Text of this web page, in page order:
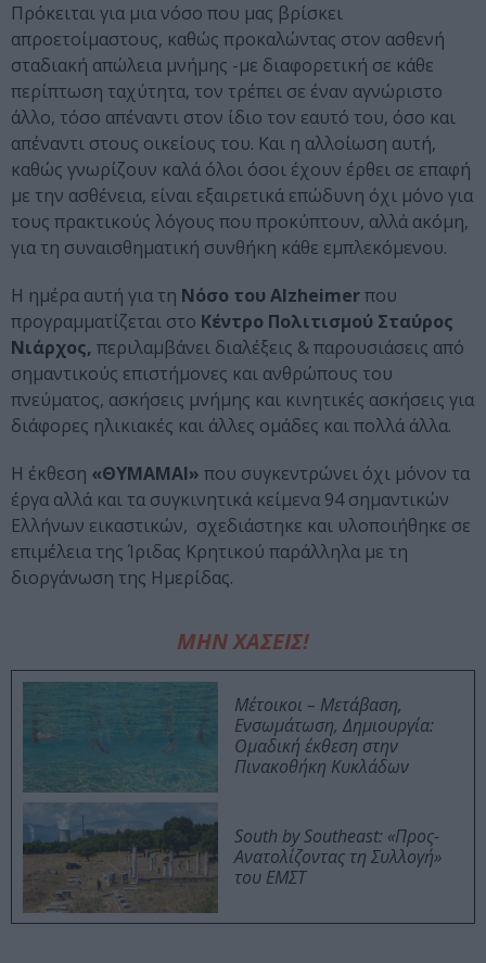
Πρόκειται για μια νόσο που μας βρίσκει
απροετοίμαστους, καθώς προκαλώντας στον ασθενή
σταδιακή απώλεια μνήμης -με διαφορετική σε κάθε
περίπτωση ταχύτητα, τον τρέπει σε έναν αγνώριστο
άλλο, τόσο απέναντι στον ίδιο τον εαυτό του, όσο και
απέναντι στους οικείους του. Και η αλλοίωση αυτή,
καθώς γνωρίζουν καλά όλοι όσοι έχουν έρθει σε επαφή
με την ασθένεια, είναι εξαιρετικά επώδυνη όχι μόνο για
τους πρακτικούς λόγους που προκύπτουν, αλλά ακόμη,
για τη συναισθηματική συνθήκη κάθε εμπλεκόμενου.
Η ημέρα αυτή για τη Νόσο του Alzheimerπου
προγραμματίζεται στο Κέντρο Πολιτισμού Σταύρος
Νιάρχος, περιλαμβάνει διαλέξεις & παρουσιάσεις από
σημαντικούς επιστήμονες και ανθρώπους του
πνεύματος, ασκήσεις μνήμης και κινητικές ασκήσεις για
διάφορες ηλικιακές και άλλες ομάδες και πολλά άλλα.
Η έκθεση «ΘΥΜΑΜΑΙ» που συγκεντρώνει όχι μόνον τα
έργα αλλά και τα συγκινητικά κείμενα 94 σημαντικών
Ελλήνων εικαστικών, σχεδιάστηκε και υλοποιήθηκε σε
επιμέλεια της Ίριδας Κρητικού παράλληλα με τη
διοργάνωση της Ημερίδας.
ΜΗΝ ΧΑΣΕΙΣ!
Μέτοικοι – Μετάβαση,
Ενσωμάτωση, Δημιουργία:
Ομαδική έκθεση στην
Πινακοθήκη Κυκλάδων
South by Southeast: «Προς-
Ανατολίζοντας τη Συλλογή»
του ΕΜΣΤ